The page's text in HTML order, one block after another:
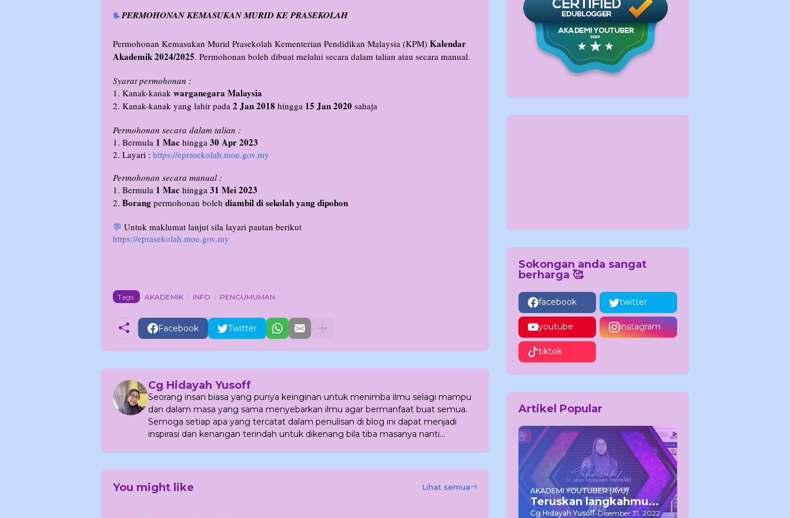
📝 PERMOHONAN KEMASUKAN MURID KE PRASEKOLAH
Permohonan Kemasukan Murid Prasekolah Kementerian Pendidikan Malaysia (KPM) Kalendar
Akademik 2024/2025. Permohonan boleh dibuat melalui secara dalam talian atau secara manual.
Syarat permohonan :
1. Kanak-kanak warganegara Malaysia
2. Kanak-kanak yang lahir pada 2 Jan 2018 hingga 15 Jan 2020 sahaja
Permohonan secara dalam talian :
1. Bermula 1 Mac hingga 30 Apr 2023
2. Layari : https://eprasekolah.moe.gov.my
Permohonan secara manual :
1. Bermula 1 Mac hingga 31 Mei 2023
2. Borang permohonan boleh diambil di sekolah yang dipohon
💬 Untuk maklumat lanjut sila layari pautan berikut
https://eprasekolah.moe.gov.my
Tags: AKADEMIK INFO PENGUMUMAN
Facebook Twitter
Cg Hidayah Yusoff
Seorang insan biasa yang punya keinginan untuk menimba ilmu selagi mampu
dan dalam masa yang sama menyebarkan ilmu agar bermanfaat buat semua.
Semoga setiap apa yang tercatat dalam penulisan di blog ini dapat menjadi
inspirasi dan kenangan terindah untuk dikenang bila tiba masanya nanti...
You might like Lihat semua
Sokongan anda sangat
berharga 🥰
facebook twitter
youtube instagram
tiktok
Artikel Popular
AKADEMI YOUTUBER (AYU)
Teruskan langkahmu...
Cg Hidayah Yusoff-Disember 31, 2022